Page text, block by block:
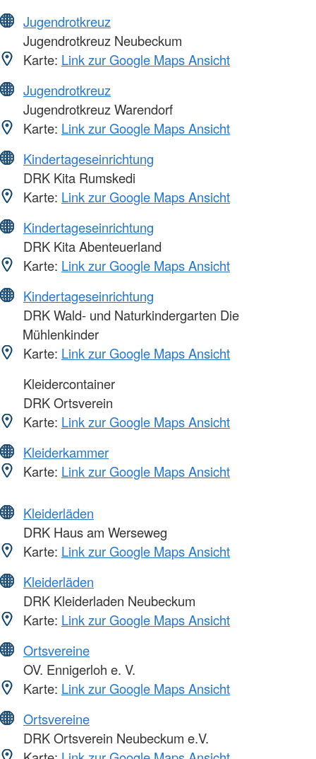
Jugendrotkreuz
Jugendrotkreuz Neubeckum
Karte: Link zur Google Maps Ansicht
Jugendrotkreuz
Jugendrotkreuz Warendorf
Karte: Link zur Google Maps Ansicht
Kindertageseinrichtung
DRK Kita Rumskedi
Karte: Link zur Google Maps Ansicht
Kindertageseinrichtung
DRK Kita Abenteuerland
Karte: Link zur Google Maps Ansicht
Kindertageseinrichtung
DRK Wald- und Naturkindergarten Die
Mühlenkinder
Karte: Link zur Google Maps Ansicht
Kleidercontainer
DRK Ortsverein
Karte: Link zur Google Maps Ansicht
Kleiderkammer
Karte: Link zur Google Maps Ansicht
Kleiderläden
DRK Haus am Werseweg
Karte: Link zur Google Maps Ansicht
Kleiderläden
DRK Kleiderladen Neubeckum
Karte: Link zur Google Maps Ansicht
Ortsvereine
OV. Ennigerloh e. V.
Karte: Link zur Google Maps Ansicht
Ortsvereine
DRK Ortsverein Neubeckum e.V.